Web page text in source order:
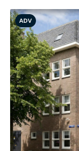
ADV